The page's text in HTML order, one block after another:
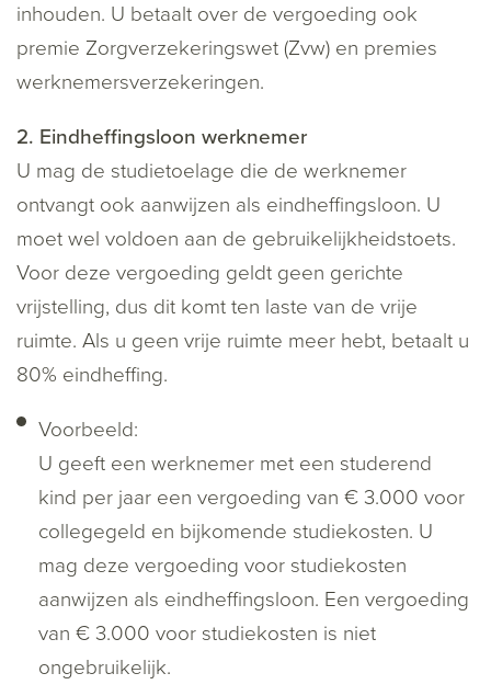
inhouden. U betaalt over de vergoeding ook
premie Zorgverzekeringswet (Zvw) en premies
werknemersverzekeringen.
2. Eindheffingsloon werknemer
U mag de studietoelage die de werknemer
ontvangt ook aanwijzen als eindheffingsloon. U
moet wel voldoen aan de gebruikelijkheidstoets.
Voor deze vergoeding geldt geen gerichte
vrijstelling, dus dit komt ten laste van de vrije
ruimte. Als u geen vrije ruimte meer hebt, betaalt u
80% eindheffing.
Voorbeeld:
U geeft een werknemer met een studerend
kind per jaar een vergoeding van € 3.000 voor
collegegeld en bijkomende studiekosten. U
mag deze vergoeding voor studiekosten
aanwijzen als eindheffingsloon. Een vergoeding
van € 3.000 voor studiekosten is niet
ongebruikelijk.